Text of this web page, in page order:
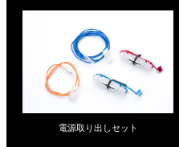
電源取り出しセット